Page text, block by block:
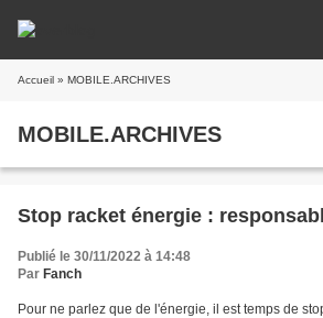
Accueil » MOBILE.ARCHIVES
MOBILE.ARCHIVES
Stop racket énergie :
Publié le 30/11/2022 à 14:48
Par Fanch
Pour ne parlez que de l'énergie, il est temps de